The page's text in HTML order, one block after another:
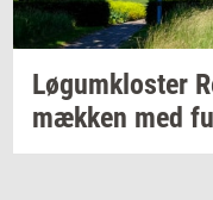
Løgum­klo­ster
mæk­ken med